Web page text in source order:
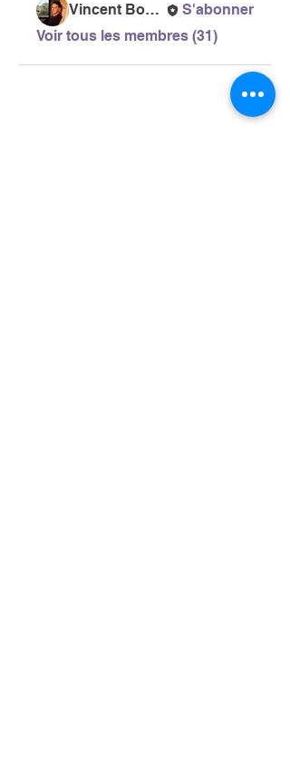
Vincent Bonneau
S'abonner
Voir tous les membres (31)